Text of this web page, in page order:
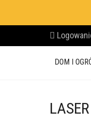
DOM I